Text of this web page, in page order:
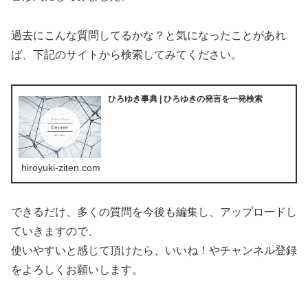
過去にこんな質問してるかな？と気になったことがあれ
ば、下記のサイトから検索してみてください。
ひろゆき事典 | ひろゆきの発言を一発検索
hiroyuki-ziten.com
できるだけ、多くの質問を今後も編集し、アップロードし
ていきますので、
使いやすいと感じて頂けたら、いいね！やチャンネル登録
をよろしくお願いします。